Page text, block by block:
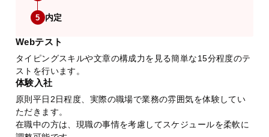
5 内定
Webテスト
タイピングスキルや文章の構成力を見る簡単な15分程度のテ
ストを行います。
体験入社
原則平日2日程度、実際の職場で業務の雰囲気を体験してい
ただきます。
在職中の方は、現職の事情を考慮してスケジュールを柔軟に